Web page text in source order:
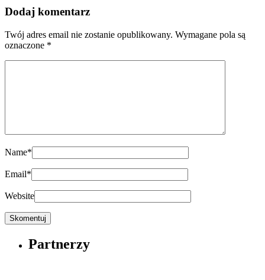
Dodaj komentarz
Twój adres email nie zostanie opublikowany. Wymagane pola są
oznaczone *
Name*
Email*
Website
Partnerzy